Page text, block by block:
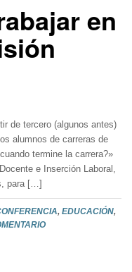
en
de tercero (algunos antes)
alumnos de carreras de
termine la carrera?»
e Inserción Laboral,
para […]
, EDUCACIÓN,